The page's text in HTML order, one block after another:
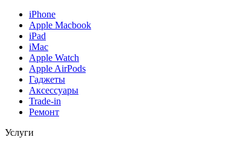
iPhone
Apple Macbook
iPad
iMac
Apple Watch
Apple AirPods
Гаджеты
Аксессуары
Trade-in
Ремонт
Услуги